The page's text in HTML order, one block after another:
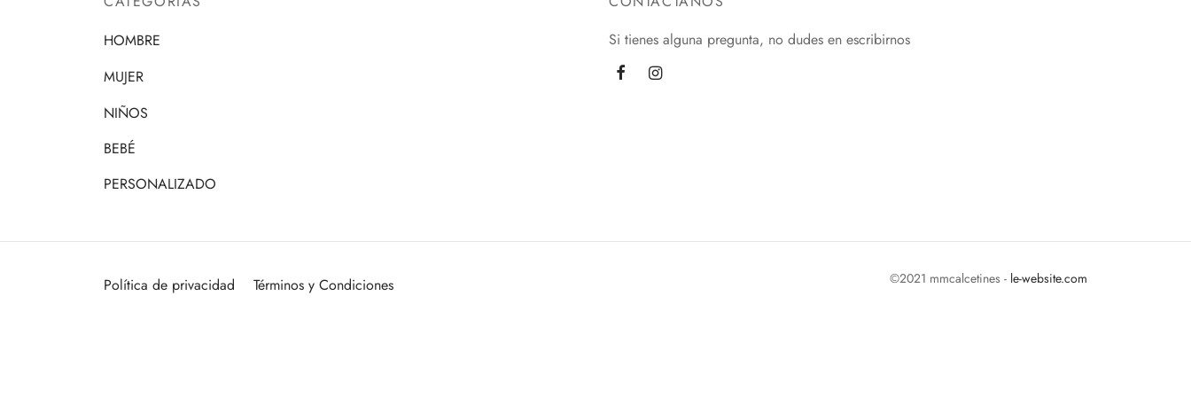
HOMBRE
MUJER
NIÑOS
BEBÉ
PERSONALIZADO
Si tienes alguna pregunta, no dudes en escribirnos
Política de privacidad Términos y Condiciones ©2021 mmcalcetines - le-website.com